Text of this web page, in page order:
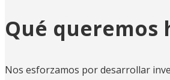
Qué queremos
Nos esforzamos por desarrollar